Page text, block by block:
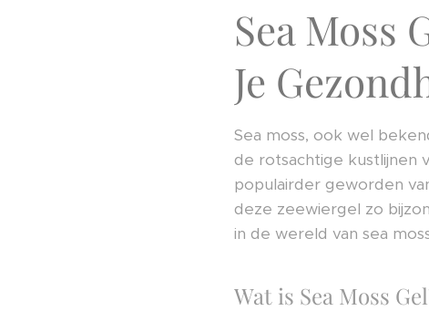
Sea Moss
Je
Sea moss, ook wel
de rotsachtige kustlijnen
populairder geworden
deze zeewiergel zo
in de wereld van sea
Wat is Sea Moss